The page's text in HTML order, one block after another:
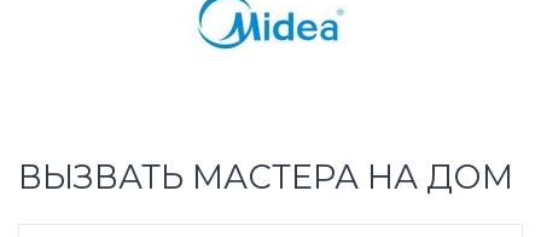
ВЫЗВАТЬ МАСТЕРА НА ДОМ